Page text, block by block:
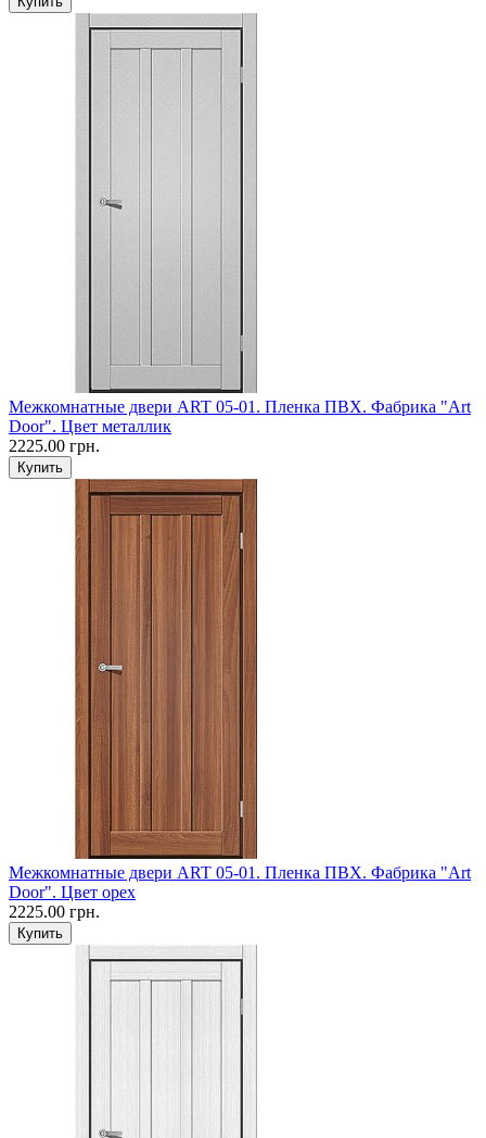
Межкомнатные двери ART 05-01. Пленка ПВХ. Фабрика "Art
Door". Цвет металлик
2225.00 грн.
Межкомнатные двери ART 05-01. Пленка ПВХ. Фабрика "Art
Door". Цвет орех
2225.00 грн.